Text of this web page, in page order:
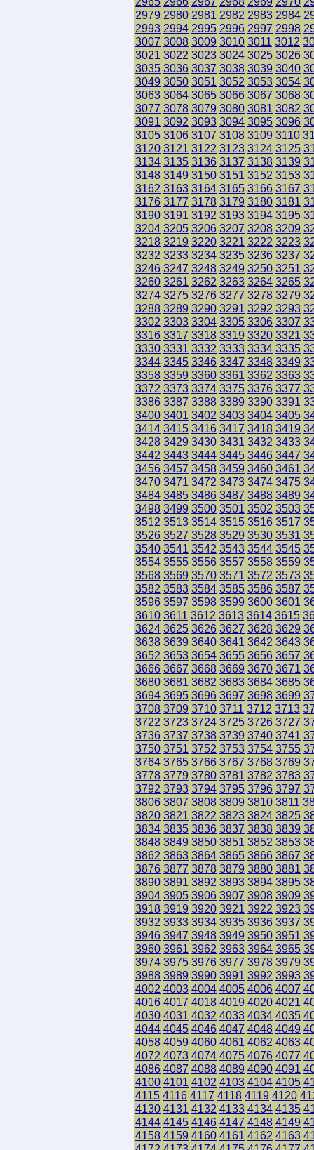
2979 2980 2981 2982 2983 2984
2993 2994 2995 2996 2997 2998
3007 3008 3009 3010 3011 3012
3021 3022 3023 3024 3025 3026
3035 3036 3037 3038 3039 3040
3049 3050 3051 3052 3053 3054
3063 3064 3065 3066 3067 3068
3077 3078 3079 3080 3081 3082
3091 3092 3093 3094 3095 3096
3105 3106 3107 3108 3109 3110
3120 3121 3122 3123 3124 3125
3134 3135 3136 3137 3138 3139
3148 3149 3150 3151 3152 3153
3162 3163 3164 3165 3166 3167
3176 3177 3178 3179 3180 3181
3190 3191 3192 3193 3194 3195
3204 3205 3206 3207 3208 3209
3218 3219 3220 3221 3222 3223
3232 3233 3234 3235 3236 3237
3246 3247 3248 3249 3250 3251
3260 3261 3262 3263 3264 3265
3274 3275 3276 3277 3278 3279
3288 3289 3290 3291 3292 3293
3302 3303 3304 3305 3306 3307
3316 3317 3318 3319 3320 3321
3330 3331 3332 3333 3334 3335
3344 3345 3346 3347 3348 3349
3358 3359 3360 3361 3362 3363
3372 3373 3374 3375 3376 3377
3386 3387 3388 3389 3390 3391
3400 3401 3402 3403 3404 3405
3414 3415 3416 3417 3418 3419
3428 3429 3430 3431 3432 3433
3442 3443 3444 3445 3446 3447
3456 3457 3458 3459 3460 3461
3470 3471 3472 3473 3474 3475
3484 3485 3486 3487 3488 3489
3498 3499 3500 3501 3502 3503
3512 3513 3514 3515 3516 3517
3526 3527 3528 3529 3530 3531
3540 3541 3542 3543 3544 3545
3554 3555 3556 3557 3558 3559
3568 3569 3570 3571 3572 3573
3582 3583 3584 3585 3586 3587
3596 3597 3598 3599 3600 3601
3610 3611 3612 3613 3614 3615
3624 3625 3626 3627 3628 3629
3638 3639 3640 3641 3642 3643
3652 3653 3654 3655 3656 3657
3666 3667 3668 3669 3670 3671
3680 3681 3682 3683 3684 3685
3694 3695 3696 3697 3698 3699
3708 3709 3710 3711 3712 3713
3722 3723 3724 3725 3726 3727
3736 3737 3738 3739 3740 3741
3750 3751 3752 3753 3754 3755
3764 3765 3766 3767 3768 3769
3778 3779 3780 3781 3782 3783
3792 3793 3794 3795 3796 3797
3806 3807 3808 3809 3810 3811
3820 3821 3822 3823 3824 3825
3834 3835 3836 3837 3838 3839
3848 3849 3850 3851 3852 3853
3862 3863 3864 3865 3866 3867
3876 3877 3878 3879 3880 3881
3890 3891 3892 3893 3894 3895
3904 3905 3906 3907 3908 3909
3918 3919 3920 3921 3922 3923
3932 3933 3934 3935 3936 3937
3946 3947 3948 3949 3950 3951
3960 3961 3962 3963 3964 3965
3974 3975 3976 3977 3978 3979
3988 3989 3990 3991 3992 3993
4002 4003 4004 4005 4006 4007
4016 4017 4018 4019 4020 4021
4030 4031 4032 4033 4034 4035
4044 4045 4046 4047 4048 4049
4058 4059 4060 4061 4062 4063
4072 4073 4074 4075 4076 4077
4086 4087 4088 4089 4090 4091
4100 4101 4102 4103 4104 4105
4115 4116 4117 4118 4119 4120
4130 4131 4132 4133 4134 4135
4144 4145 4146 4147 4148 4149
4158 4159 4160 4161 4162 4163